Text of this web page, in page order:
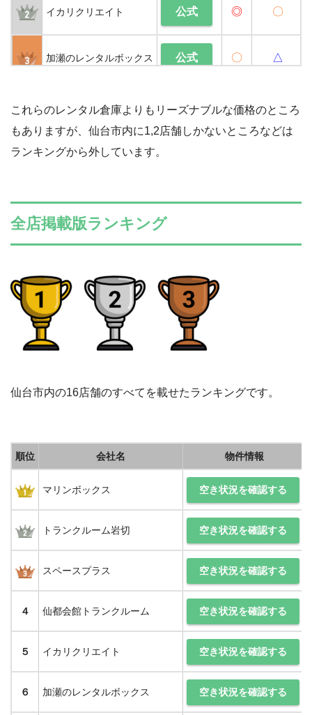
イカリクリエイト 公式 ◎ 〇
加瀬のレンタルボックス 公式 〇 △
4 デポネットワーク 公式 〇 △
5 ハローストレージ
これらのレンタル倉庫よりもリーズナブルな価格のところ
もありますが、仙台市内に1,2店舗しかないところなどは
ランキングから外しています。
全店掲載版ランキング
仙台市内の16店舗のすべてを載せたランキングです。
順位 会社名 物件情報
マリンボックス 空き状況を確認する
トランクルーム岩切 空き状況を確認する
スペースプラス 空き状況を確認する
４ 仙都会館トランクルーム 空き状況を確認する
５ イカリクリエイト 空き状況を確認する
６ 加瀬のレンタルボックス 空き状況を確認する